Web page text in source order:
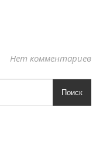
Нет комментариев
Поиск